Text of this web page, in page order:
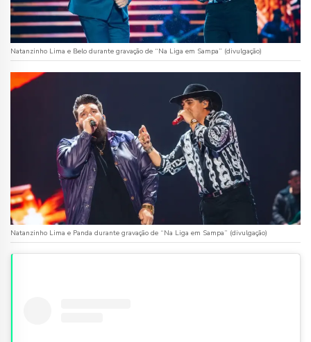
Natanzinho Lima e Belo durante gravação de “Na Liga em Sampa” (divulgação)
Natanzinho Lima e Panda durante gravação de “Na Liga em Sampa” (divulgação)